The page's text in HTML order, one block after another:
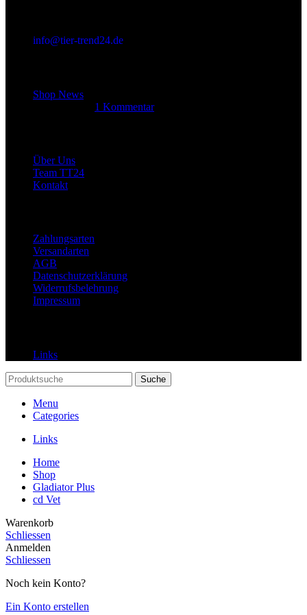
info@tier-trend24.de
Shop News
1 Kommentar
Über Uns
Team TT24
Kontakt
Zahlungsarten
Versandarten
AGB
Datenschutzerklärung
Widerrufsbelehrung
Impressum
Links
Suche
Menu
Categories
Links
Home
Shop
Gladiator Plus
cd Vet
Warenkorb
Schliessen
Anmelden
Schliessen
Noch kein Konto?
Ein Konto erstellen